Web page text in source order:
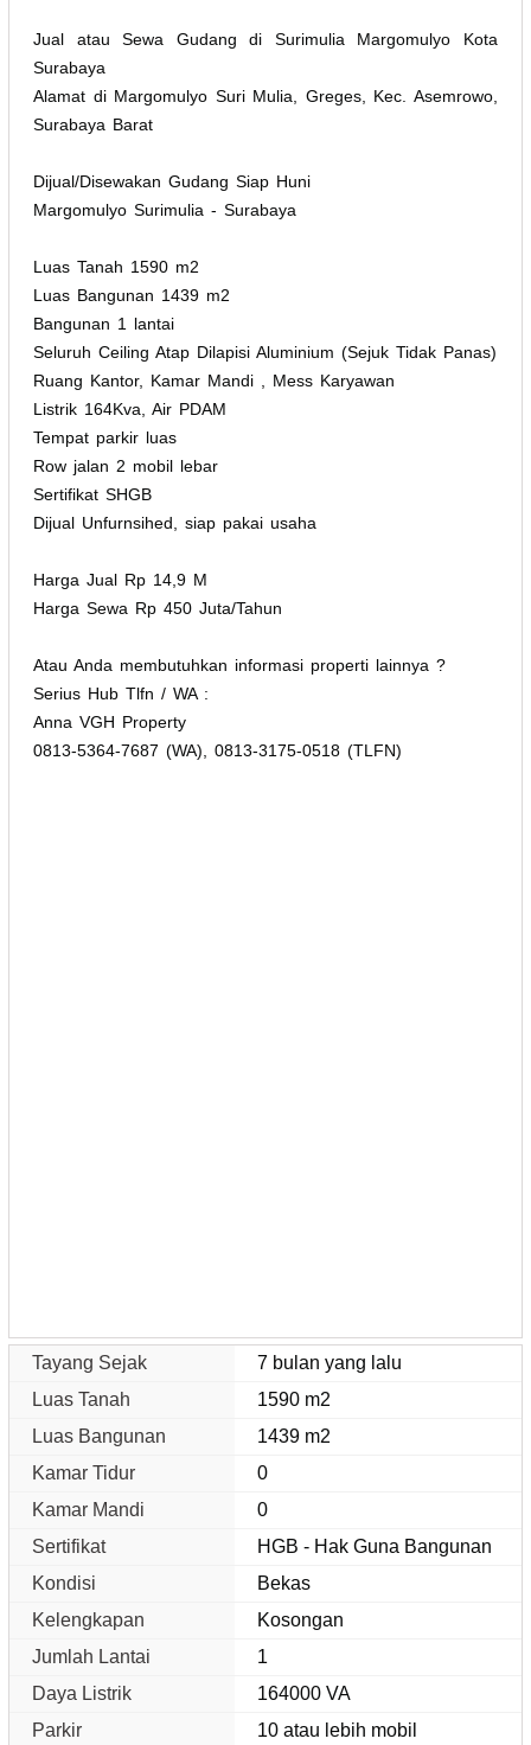
Jual atau Sewa Gudang di Surimulia Margomulyo Kota
Surabaya
Alamat di Margomulyo Suri Mulia, Greges, Kec. Asemrowo,
Surabaya Barat
Dijual/Disewakan Gudang Siap Huni
Margomulyo Surimulia - Surabaya
Luas Tanah 1590 m2
Luas Bangunan 1439 m2
Bangunan 1 lantai
Seluruh Ceiling Atap Dilapisi Aluminium (Sejuk Tidak Panas)
Ruang Kantor, Kamar Mandi , Mess Karyawan
Listrik 164Kva, Air PDAM
Tempat parkir luas
Row jalan 2 mobil lebar
Sertifikat SHGB
Dijual Unfurnsihed, siap pakai usaha
Harga Jual Rp 14,9 M
Harga Sewa Rp 450 Juta/Tahun
Atau Anda membutuhkan informasi properti lainnya ?
Serius Hub Tlfn / WA :
Anna VGH Property
0813-5364-7687 (WA), 0813-3175-0518 (TLFN)
Tayang Sejak
7 bulan yang lalu
Luas Tanah
1590 m2
Luas Bangunan
1439 m2
Kamar Tidur
0
Kamar Mandi
0
Sertifikat
HGB - Hak Guna Bangunan
Kondisi
Bekas
Kelengkapan
Kosongan
Jumlah Lantai
1
Daya Listrik
164000 VA
Parkir
10 atau lebih mobil